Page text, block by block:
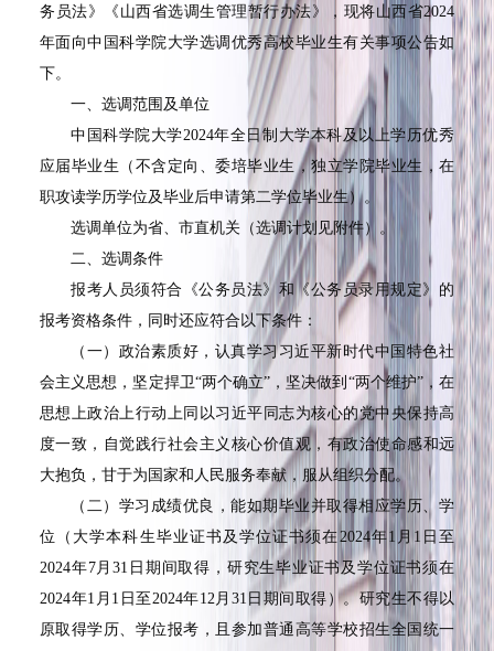
务员法》《山西省选调生管理暂行办法》，现将山西省2024
年面向中国科学院大学选调优秀高校毕业生有关事项公告如
下。
一、选调范围及单位
中国科学院大学2024年全日制大学本科及以上学历优秀
应届毕业生（不含定向、委培毕业生，独立学院毕业生，在
职攻读学历学位及毕业后申请第二学位毕业生）。
选调单位为省、市直机关（选调计划见附件）。
二、选调条件
报考人员须符合《公务员法》和《公务员录用规定》的
报考资格条件，同时还应符合以下条件：
（一）政治素质好，认真学习习近平新时代中国特色社
会主义思想，坚定捍卫“两个确立”，坚决做到“两个维护”，在
思想上政治上行动上同以习近平同志为核心的党中央保持高
度一致，自觉践行社会主义核心价值观，有政治使命感和远
大抱负，甘于为国家和人民服务奉献，服从组织分配。
（二）学习成绩优良，能如期毕业并取得相应学历、学
位（大学本科生毕业证书及学位证书须在2024年1 月 1 日至
2024年7月31 日期间取得，研究生毕业证书及学位证书须在
2024年1 月 1 日至 2024年12月 31 日期间取得）。研究生不得以
原取得学历、学位报考，且参加普通高等学校招生全国统一